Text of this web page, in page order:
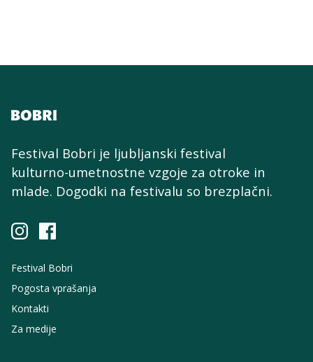
Festival Bobri je ljubljanski festival
kulturno-umetnostne vzgoje za otroke in
mlade. Dogodki na festivalu so brezplačni.
Festival Bobri
Pogosta vprašanja
Kontakti
Za medije